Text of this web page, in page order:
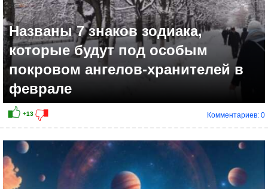
Названы 7 знаков зодиака,
которые будут под особым
покровом ангелов-хранителей в
феврале
Комментариев: 0